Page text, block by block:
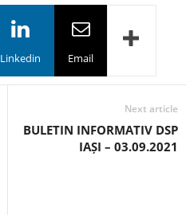
Linkedin Email
Next article
BULETIN INFORMATIV DSP
IAȘI – 03.09.2021